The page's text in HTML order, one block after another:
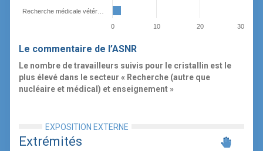
Recherche médicale vétér…
0 10 20 30
Le commentaire de l’ASNR
Le nombre de travailleurs suivis pour le cristallin est le
plus élevé dans le secteur « Recherche (autre que
nucléaire et médical) et enseignement »
EXPOSITION EXTERNE
Extrémités